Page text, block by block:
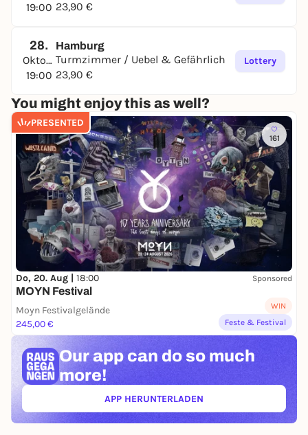
19:00 23,90 €
28.
Oktober
19:00
Hamburg
Turmzimmer / Uebel & Gefährlich
23,90 €
Lottery
You might enjoy this as well?
PRESENTED
161
Do, 20. Aug | 18:00 Sponsored
MOYN Festival
Moyn Festivalgelände
245,00 €
WIN
Feste & Festival
Our app can do so much
more!
APP HERUNTERLADEN(ÖFFNET IN NEUEM TAB)